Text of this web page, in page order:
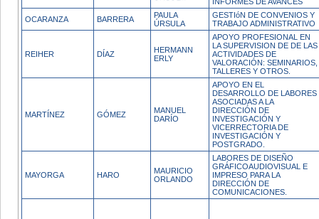
OCARANZA BARRERA
PAULA
ÚRSULA
GESTIóN DE CONVENIOS Y
TRABAJO ADMINISTRATIVO
REIHER DÍAZ
HERMANN
ERLY
APOYO PROFESIONAL EN
LA SUPERVISION DE DE LAS
ACTIVIDADES DE
VALORACIÓN: SEMINARIOS,
TALLERES Y OTROS.
MARTÍNEZ GÓMEZ
MANUEL
DARÍO
APOYO EN EL
DESARROLLO DE LABORES
ASOCIADAS A LA
DIRECCIÓN DE
INVESTIGACIÓN Y
VICERRECTORIA DE
INVESTIGACIÓN Y
POSTGRADO.
MAYORGA HARO
MAURICIO
ORLANDO
LABORES DE DISEÑO
GRÁFICOAUDIOVISUAL E
IMPRESO PARA LA
DIRECCIÓN DE
COMUNICACIONES.